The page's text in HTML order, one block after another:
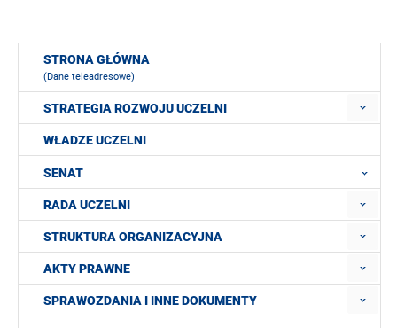
STRONA GŁÓWNA
(Dane teleadresowe)
STRATEGIA ROZWOJU UCZELNI
WŁADZE UCZELNI
SENAT
RADA UCZELNI
STRUKTURA ORGANIZACYJNA
AKTY PRAWNE
SPRAWOZDANIA I INNE DOKUMENTY